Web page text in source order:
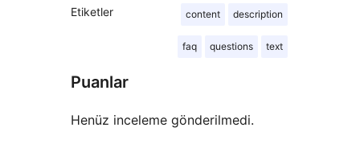
Etiketler content description
faq questions text
Puanlar
Henüz inceleme gönderilmedi.